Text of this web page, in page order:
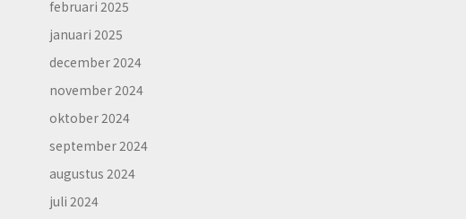
februari 2025
januari 2025
december 2024
november 2024
oktober 2024
september 2024
augustus 2024
juli 2024